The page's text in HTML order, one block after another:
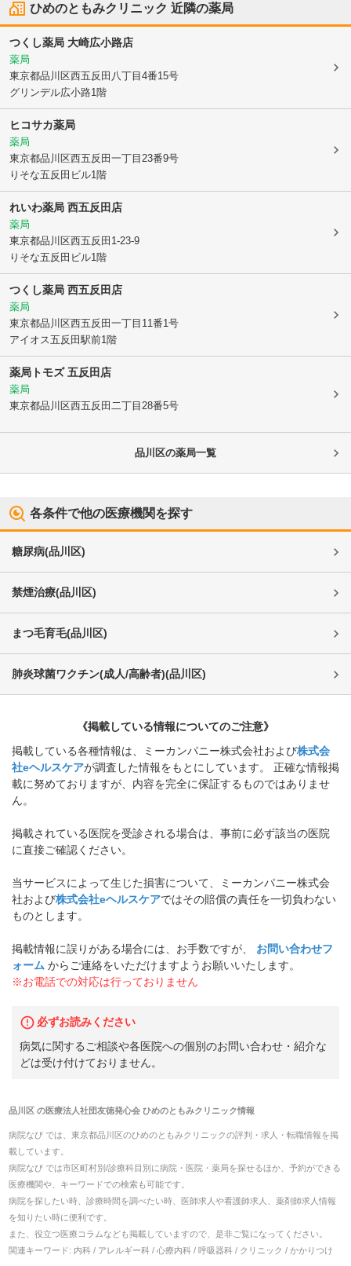
ひめのともみクリニック 近隣の薬局
つくし薬局 大崎広小路店
薬局
東京都品川区西五反田八丁目4番15号
グリンデル広小路1階
ヒコサカ薬局
薬局
東京都品川区西五反田一丁目23番9号
りそな五反田ビル1階
れいわ薬局 西五反田店
薬局
東京都品川区西五反田1-23-9
りそな五反田ビル1階
つくし薬局 西五反田店
薬局
東京都品川区西五反田一丁目11番1号
アイオス五反田駅前1階
薬局トモズ 五反田店
薬局
東京都品川区西五反田二丁目28番5号
品川区の薬局一覧
各条件で他の医療機関を探す
糖尿病(品川区)
禁煙治療(品川区)
まつ毛育毛(品川区)
肺炎球菌ワクチン(成人/高齢者)(品川区)
《掲載している情報についてのご注意》
掲載している各種情報は、ミーカンパニー株式会社および株式会
社eヘルスケアが調査した情報をもとにしています。 正確な情報掲
載に努めておりますが、内容を完全に保証するものではありませ
ん。
掲載されている医院を受診される場合は、事前に必ず該当の医院
に直接ご確認ください。
当サービスによって生じた損害について、ミーカンパニー株式会
社および株式会社eヘルスケアではその賠償の責任を一切負わない
ものとします。
掲載情報に誤りがある場合には、お手数ですが、
お問い合わせフ
ォーム からご連絡をいただけますようお願いいたします。
※お電話での対応は行っておりません
必ずお読みください
病気に関するご相談や各医院への個別のお問い合わせ・紹介な
どは受け付けておりません。
品川区の医療法人社団友徳発心会 ひめのともみクリニック情報
病院なび では、 東京都品川区のひめのともみクリニックの評判・求人・転職情報を掲
載しています。
病院なび では市区町村別/診療科目別に病院・医院・薬局を探せるほか、予約ができる
医療機関や、キーワードでの検索も可能です。
病院を探したい時、診療時間を調べたい時、医師求人や看護師求人、薬剤師求人情報
を知りたい時に便利です。
また、役立つ医療コラムなども掲載していますので、是非ご覧になってください。
関連キーワード: 内科 / アレルギー科 / 心療内科 / 呼吸器科 / クリニック / かかりつけ